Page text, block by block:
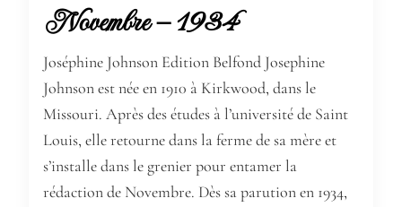
Novembre – 1934
Joséphine Johnson Edition Belfond Josephine
Johnson est née en 1910 à Kirkwood, dans le
Missouri. Après des études à l’université de Saint
Louis, elle retourne dans la ferme de sa mère et
s’installe dans le grenier pour entamer la
rédaction de Novembre. Dès sa parution en 1934,